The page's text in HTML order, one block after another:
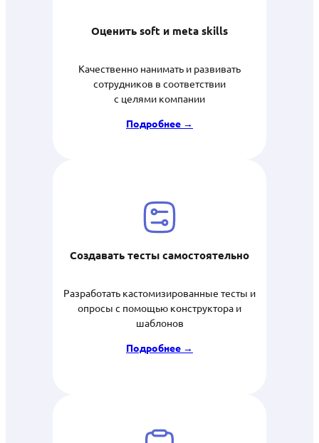
Оценить soft и meta skills
Качественно нанимать и развивать
сотрудников в соответствии
с целями компании
Подробнее →
Создавать тесты самостоятельно
Разработать кастомизированные тесты и
опросы с помощью конструктора и
шаблонов
Подробнее →